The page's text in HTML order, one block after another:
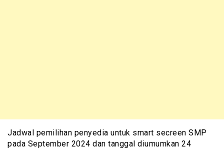
Jadwal pemilihan penyedia untuk smart secreen SMP
pada September 2024 dan tanggal diumumkan 24